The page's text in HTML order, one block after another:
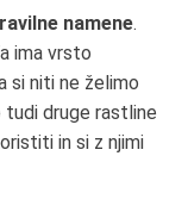
namene.
ima vrsto
si niti ne želimo
druge rastline
in si z njimi